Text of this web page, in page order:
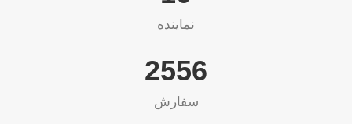
نماینده
2565
سفارش